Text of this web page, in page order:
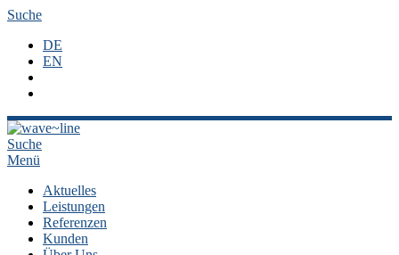
Suche
DE
EN
Suche
Menü
Aktuelles
Leistungen
Referenzen
Kunden